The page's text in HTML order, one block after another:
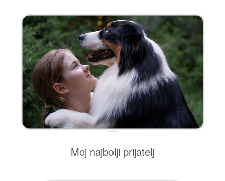
Kućni ljubimci
Za Nju
Za Njega
Za Djecu
Prigoda
Moj najbolji prijatelj